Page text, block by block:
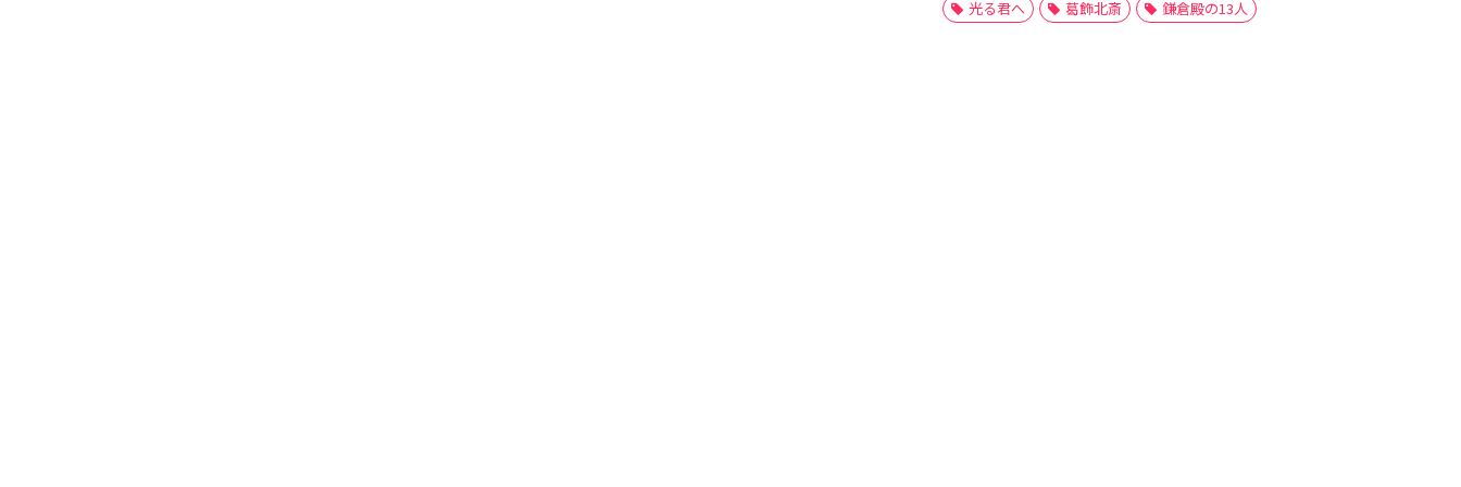
光る君へ 葛飾北斎 鎌倉殿の13人